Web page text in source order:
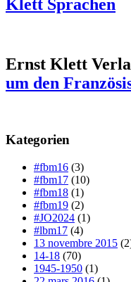
Klett Sprachen
Ernst Klett
um den
Kategorien
#fbm16 (3)
#fbm17 (10)
#fbm18 (1)
#fbm19 (2)
#JO2024 (1)
#lbm17 (4)
13 novembre 2015
14-18 (70)
1945-1950 (1)